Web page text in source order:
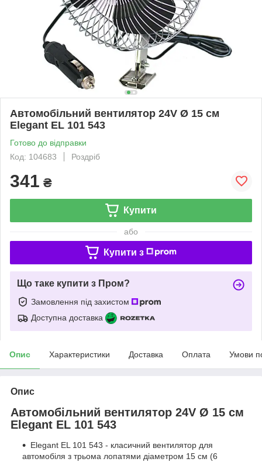
Автомобільний вентилятор 24V Ø 15 см
Elegant EL 101 543
Готово до відправки
Код: 104683
Роздріб
341 ₴
Купити
або
Купити з
Що таке купити з Пром?
Замовлення під захистом
Доступна доставка
Опис Характеристики Доставка Оплата Умови
Опис
Автомобільний вентилятор 24V Ø 15 см
Elegant EL 101 543
Elegant EL 101 543 - класичний вентилятор для
автомобіля з трьома лопатями діаметром 15 см (6